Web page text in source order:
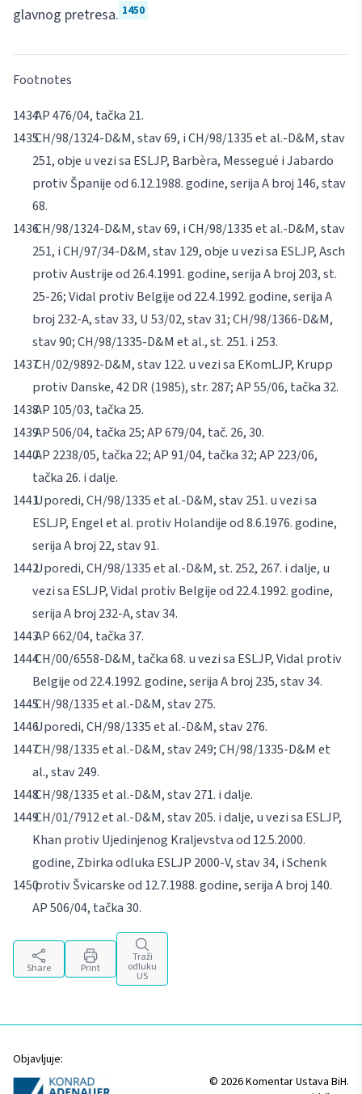
glavnog pretresa. 1450
Footnotes
AP 476/04, tačka 21.
CH/98/1324-D&M, stav 69, i CH/98/1335et al.-D&M, stav
251, obje u vezi sa ESLJP, Barbèra, Messegué i Jabardo
protiv Španije od 6.12.1988. godine, serija A broj 146, stav
68.
CH/98/1324-D&M, stav 69, i CH/98/1335et al.-D&M, stav
251, i CH/97/34-D&M, stav 129, obje u vezi sa ESLJP, Asch
protiv Austrije od 26.4.1991. godine, serija A broj 203, st.
25-26; Vidal protiv Belgije od 22.4.1992. godine, serija A
broj 232-A, stav 33, U 53/02, stav 31; CH/98/1366-D&M,
stav 90; CH/98/1335-D&Met al., st. 251. i 253.
CH/02/9892-D&M, stav 122. u vezi sa EKomLJP, Krupp
protiv Danske, 42 DR (1985), str. 287; AP 55/06, tačka 32.
AP 105/03, tačka 25.
AP 506/04, tačka 25; AP 679/04, tač. 26, 30.
AP 2238/05, tačka 22; AP 91/04, tačka 32; AP 223/06,
tačka 26. i dalje.
Uporedi, CH/98/1335et al.-D&M, stav 251. u vezi sa
ESLJP, Engelet al. protiv Holandije od 8.6.1976. godine,
serija A broj 22, stav 91.
Uporedi, CH/98/1335et al.-D&M, st. 252, 267. i dalje, u
vezi sa ESLJP, Vidal protiv Belgije od 22.4.1992. godine,
serija A broj 232-A, stav 34.
AP 662/04, tačka 37.
CH/00/6558-D&M, tačka 68. u vezi sa ESLJP, Vidal protiv
Belgije od 22.4.1992. godine, serija A broj 235, stav 34.
CH/98/1335et al.-D&M, stav 275.
Uporedi, CH/98/1335et al.-D&M, stav 276.
CH/98/1335et al.-D&M, stav 249; CH/98/1335-D&Met
al., stav 249.
CH/98/1335et al.-D&M, stav 271. i dalje.
CH/01/7912et al.-D&M, stav 205. i dalje, u vezi sa ESLJP,
Khan protiv Ujedinjenog Kraljevstva od 12.5.2000.
godine, Zbirka odluka ESLJP 2000-V, stav 34, i Schenk
protiv Švicarske od 12.7.1988. godine, serija A broj 140.
AP 506/04, tačka 30.
Share Print
Traži
odluku
US
Objavljuje:
© 2026 Komentar Ustava BiH.